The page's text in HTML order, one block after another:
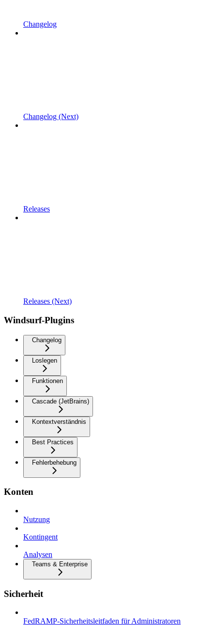
Changelog
Changelog (Next)
Releases
Releases (Next)
Windsurf-Plugins
Changelog
Loslegen
Funktionen
Cascade (JetBrains)
Kontextverständnis
Best Practices
Fehlerbehebung
Konten
Nutzung
Kontingent
Analysen
Teams & Enterprise
Sicherheit
FedRAMP-Sicherheitsleitfaden für Administratoren